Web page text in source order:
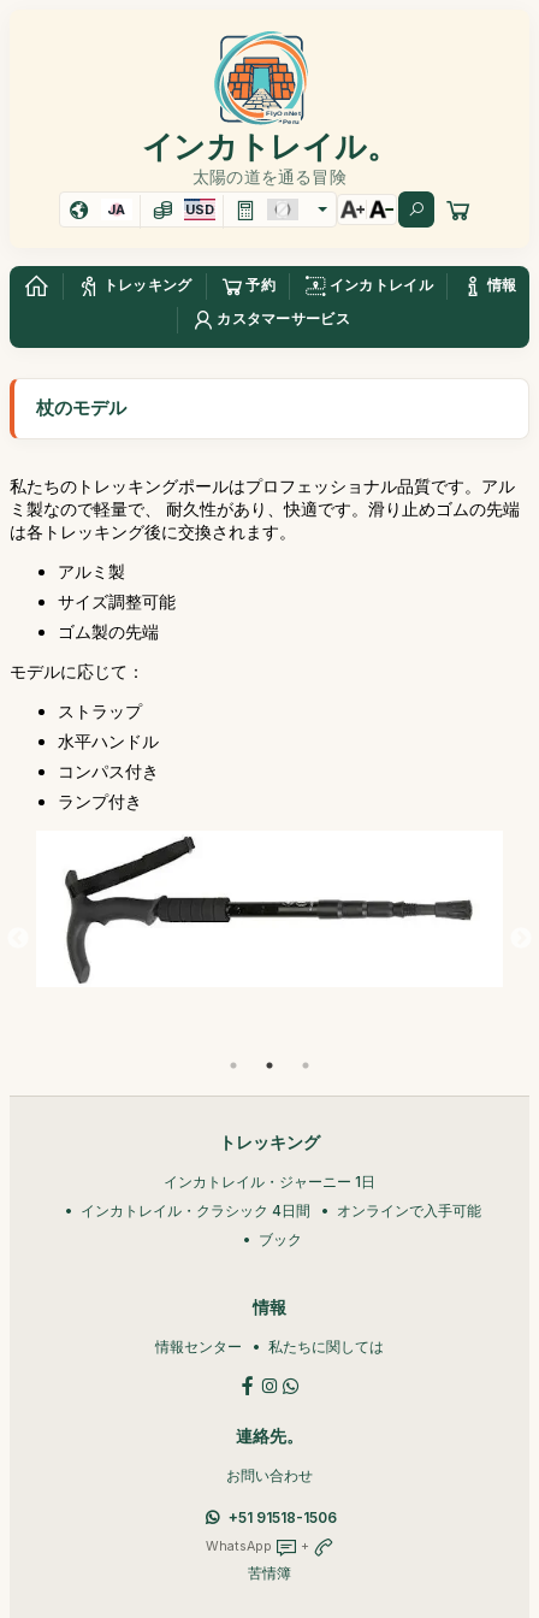
インカトレイル。
太陽の道を通る冒険
JA USD
トレッキング 予約 インカトレイル
情報
カスタマーサービス
杖のモデル
私たちのトレッキングポールはプロフェッショナル品質です。アル
ミ製なので軽量で、 耐久性があり、快適です。滑り止めゴムの先端
は各トレッキング後に交換されます。
アルミ製
サイズ調整可能
ゴム製の先端
モデルに応じて：
ストラップ
水平ハンドル
コンパス付き
ランプ付き
トレッキング
インカトレイル・ジャーニー 1日
インカトレイル・クラシック 4日間
オンラインで入手可能
ブック
情報
情報センター 私たちに関しては
連絡先。
お問い合わせ
+51 91518-1506
WhatsApp +
苦情簿